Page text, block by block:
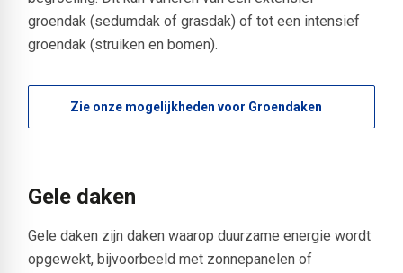
groendak (sedumdak of grasdak) of tot een intensief
groendak (struiken en bomen).
Zie onze mogelijkheden voor Groendaken
Gele daken
Gele daken zijn daken waarop duurzame energie wordt
opgewekt, bijvoorbeeld met zonnepanelen of